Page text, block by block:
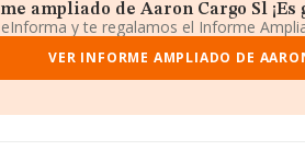
ampliado de Aaron Cargo Sl ¡Es
y te regalamos el Informe
VER INFORME AMPLIADO DE